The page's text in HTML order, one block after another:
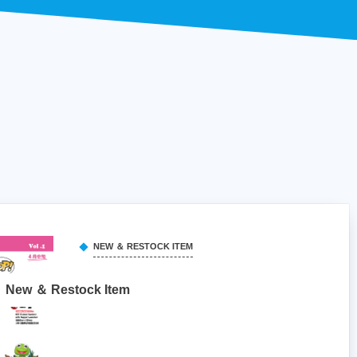
NEW ＆ RESTOCK ITEM
New ＆ Restock Item